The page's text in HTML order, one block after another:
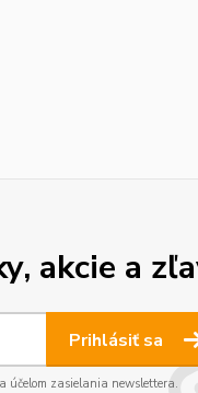
akcie a
Prihlásiť sa
účelom zasielania newslettera.